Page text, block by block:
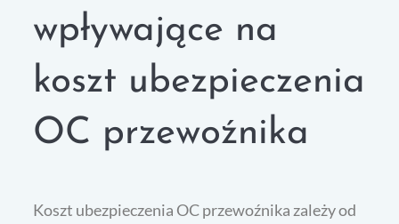
wpływające na
koszt ubezpieczenia
OC przewoźnika
Koszt ubezpieczenia OC przewoźnika zależy od